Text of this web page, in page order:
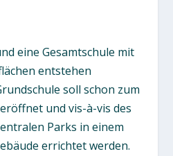
eine Gesamtschule mit
entstehen
soll schon zum
und vis-à-vis des
Parks in einem
errichtet werden.